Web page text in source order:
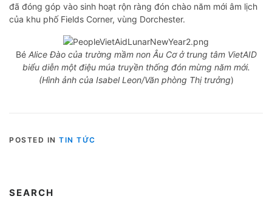
đã đóng góp vào sinh hoạt rộn ràng đón chào năm mới âm lịch
của khu phố Fields Corner, vùng Dorchester.
BéAlice Đào của trường mầm non Âu Cơ ở trung tâm VietAID
biểu diễn một điệu múa truyền thống đón mừng năm mới.
(Hình ảnh của Isabel Leon/Văn phòng Thị trưởng)
POSTED IN TIN TỨC
SEARCH